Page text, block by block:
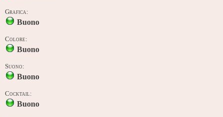
Grafica:
Buono
Colore:
Buono
Suono:
Buono
Cocktail:
Buono